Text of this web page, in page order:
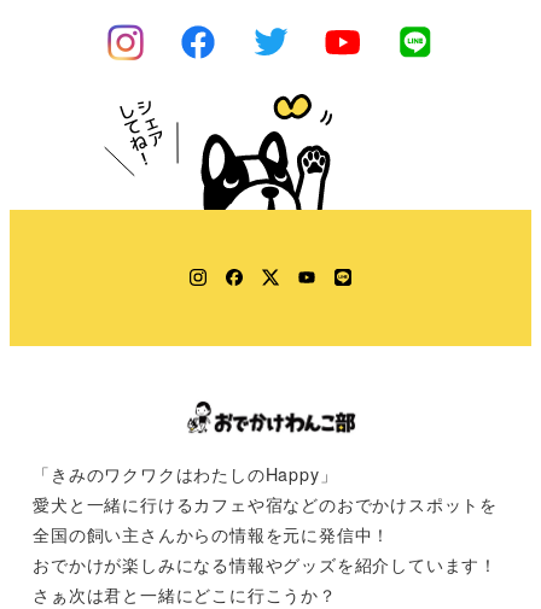
Instagram
Facebook
TwitterYouTube
LINE
「きみのワクワクはわたしのHappy」
愛犬と一緒に行けるカフェや宿などのおでかけスポットを
全国の飼い主さんからの情報を元に発信中！
おでかけが楽しみになる情報やグッズを紹介しています！
さぁ次は君と一緒にどこに行こうか？